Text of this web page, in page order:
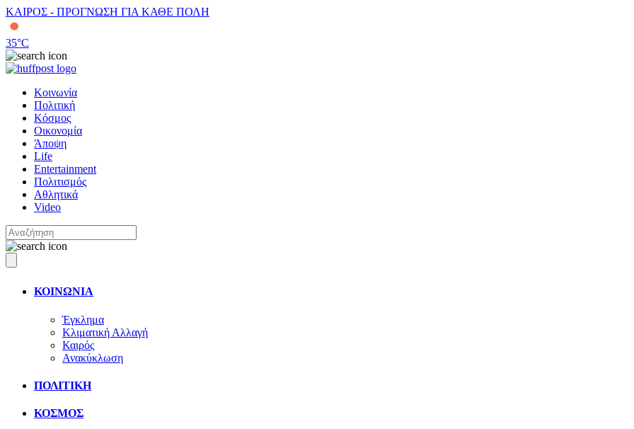
ΚΑΙΡΟΣ - ΠΡΟΓΝΩΣΗ ΓΙΑ ΚΑΘΕ ΠΟΛΗ
35°C
Κοινωνία
Πολιτική
Κόσμος
Οικονομία
Άποψη
Life
Entertainment
Πολιτισμός
Αθλητικά
Video
ΚΟΙΝΩΝΙΑ
Έγκλημα
Κλιματική Αλλαγή
Καιρός
Ανακύκλωση
ΠΟΛΙΤΙΚΗ
ΚΟΣΜΟΣ